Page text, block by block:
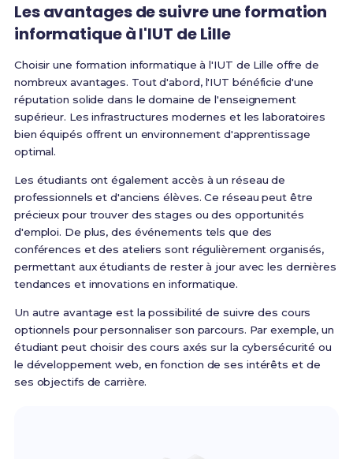
Les avantages de suivre une formation
informatique à l'IUT de Lille
Choisir une formation informatique à l'IUT de Lille offre de
nombreux avantages. Tout d'abord, l'IUT bénéficie d'une
réputation solide dans le domaine de l'enseignement
supérieur. Les infrastructures modernes et les laboratoires
bien équipés offrent un environnement d'apprentissage
optimal.
Les étudiants ont également accès à un réseau de
professionnels et d'anciens élèves. Ce réseau peut être
précieux pour trouver des stages ou des opportunités
d'emploi. De plus, des événements tels que des
conférences et des ateliers sont régulièrement organisés,
permettant aux étudiants de rester à jour avec les dernières
tendances et innovations en informatique.
Un autre avantage est la possibilité de suivre des cours
optionnels pour personnaliser son parcours. Par exemple, un
étudiant peut choisir des cours axés sur la cybersécurité ou
le développement web, en fonction de ses intérêts et de
ses objectifs de carrière.